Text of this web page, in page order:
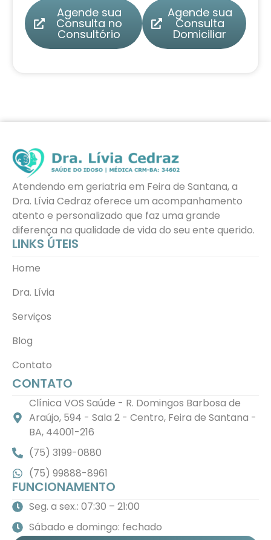
Agende sua
Consulta no
Consultório
Agende sua
Consulta
Domiciliar
Atendendo em geriatria em Feira de Santana, a
Dra. Lívia Cedraz oferece um acompanhamento
atento e personalizado que faz uma grande
diferença na qualidade de vida do seu ente querido.
LINKS ÚTEIS
Home
Dra. Lívia
Serviços
Blog
Contato
CONTATO
Clínica VOS Saúde - R. Domingos Barbosa de
Araújo, 594 - Sala 2 - Centro, Feira de Santana -
BA, 44001-216
(75) 3199-0880
(75) 99888-8961
FUNCIONAMENTO
Seg. a sex.: 07:30 – 21:00
Sábado e domingo: fechado